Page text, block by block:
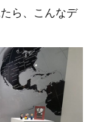
ら、こんなデ